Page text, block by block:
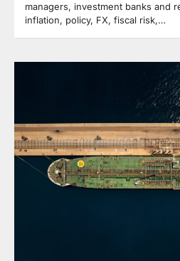
managers, investment banks and
inflation, policy, FX, fiscal risk,…